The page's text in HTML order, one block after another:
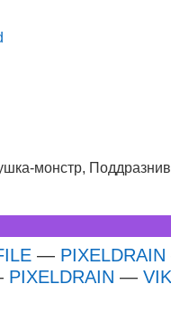
монстр,
— PIXELDRAIN
PIXELDRAIN —